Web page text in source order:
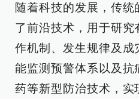
随着科技的发展，传
了前沿技术，用于研究
作机制、发生规律及成
能监测预警体系以及抗
药等新型防治技术，